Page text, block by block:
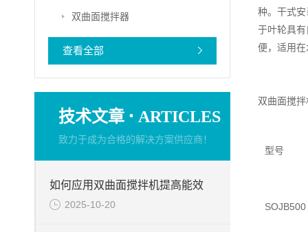
双曲面搅拌器
查看全部
技术文章 · ARTICLES
致力于成为合格的解决方案供应商！
如何应用双曲面搅拌机提高能效
2025-10-20
种。干式
于叶轮具
便，适用
双曲面搅
型号
SOJB500